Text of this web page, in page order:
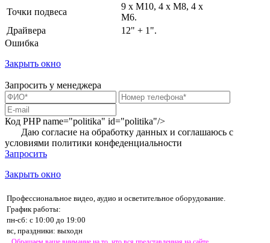
Точки подвеса
9 х М10, 4 х М8, 4 х
М6.
Драйвера
12" + 1".
Ошибка
Закрыть окно
Запросить у менеджера
Код PHPname="politika" id="politika"/>
Даю согласие на обработку данных и соглашаюсь с
условиями политики конфеденциальности
Запросить
Закрыть окно
Профессиональное видео, аудио и осветительное оборудование.
График работы:
пн-сб: с 10:00 до 19:00
вс, праздники: выходн